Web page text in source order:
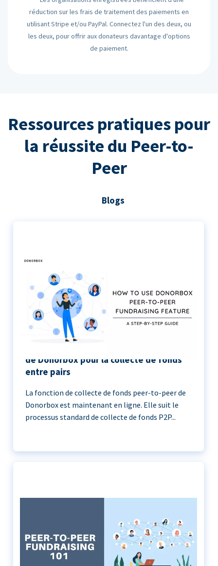
réduction sur les frais de traitement des paiements en
utilisant Stripe et/ou PayPal. Connectez l'un des deux, ou
les deux, pour offrir aux donateurs davantage d'options
de paiement.
Ressources pratiques pour
la réussite du Peer-to-
Peer
Blogs
de Donorbox pour la collecte de fonds
entre pairs
La fonction de collecte de fonds peer-to-peer de
Donorbox est maintenant en ligne. Elle suit le
processus standard de collecte de fonds P2P...